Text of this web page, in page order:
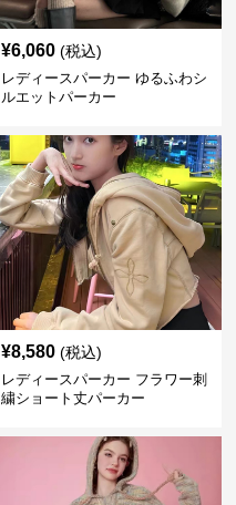
¥6,060 (税込)
レディースパーカー ゆるふわシ
ルエットパーカー
¥8,580 (税込)
レディースパーカー フラワー刺
繍ショート丈パーカー